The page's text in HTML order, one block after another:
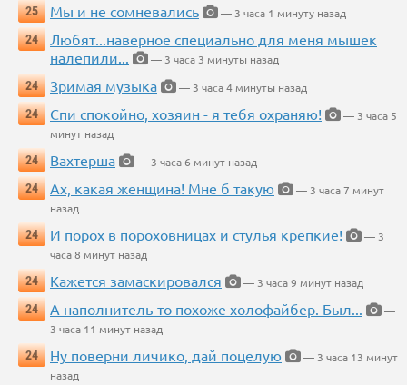
25 Мы и не сомневались
— 3 часа 1 минуту назад
24
Любят...наверное специально для меня мышек
налепили...
— 3 часа 3 минуты назад
24
Зримая музыка
— 3 часа 4 минуты назад
24
Спи спокойно, хозяин - я тебя охраняю!
— 3 часа 5
минут назад
24
Вахтерша
— 3 часа 6 минут назад
24
Ах, какая женщина! Мне б такую
— 3 часа 7 минут
назад
24
И порох в пороховницах и стулья крепкие!
— 3
часа 8 минут назад
24
Кажется замаскировался
— 3 часа 9 минут назад
24
А наполнитель-то похоже холофайбер. Был...
—
3 часа 11 минут назад
24
Ну поверни личико, дай поцелую
— 3 часа 13 минут
назад